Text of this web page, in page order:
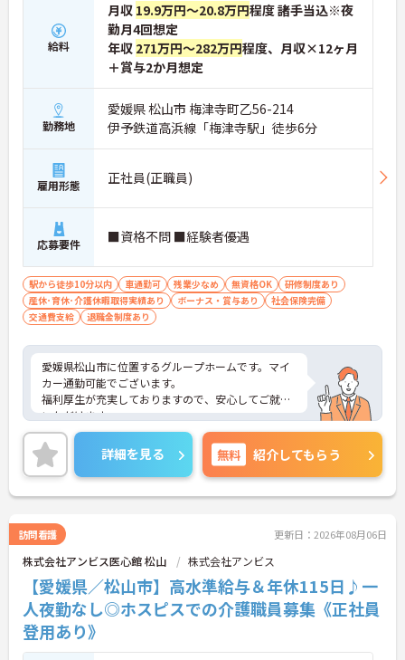
給料
月収 19.9万円～20.8万円程度 諸手当込※夜
勤月4回想定
年収 271万円～282万円程度、月収×12ヶ月
＋賞与2か月想定
勤務地
愛媛県 松山市 梅津寺町乙56-214
伊予鉄道高浜線「梅津寺駅」徒歩6分
雇用形態 正社員(正職員)
応募要件 ■資格不問 ■経験者優遇
駅から徒歩10分以内 車通勤可 残業少なめ 無資格OK
研修制度あり
産休･育休･介護休暇取得実績あり
ボーナス・賞与あり
社会保険完備
交通費支給
退職金制度あり
愛媛県松山市に位置するグループホームです。マイ
カー通勤可能でございます。
福利厚生が充実しておりますので、安心してご就業
いただけます。
昇給や賞与制度があり頑張りが評価されてしっかり
と職員に還元されます。
ご興味のある方には、面接対策ポイントなど、さら
に詳細をお話しいたしますのでお気軽にご相談くだ
さい！
詳細を見る 無料 紹介してもらう
訪問看護 更新日：2026年08月06日
株式会社アンビス医心館 松山 株式会社アンビス
【愛媛県／松山市】高水準給与＆年休115日♪一
人夜勤なし◎ホスピスでの介護職員募集《正社員
登用あり》